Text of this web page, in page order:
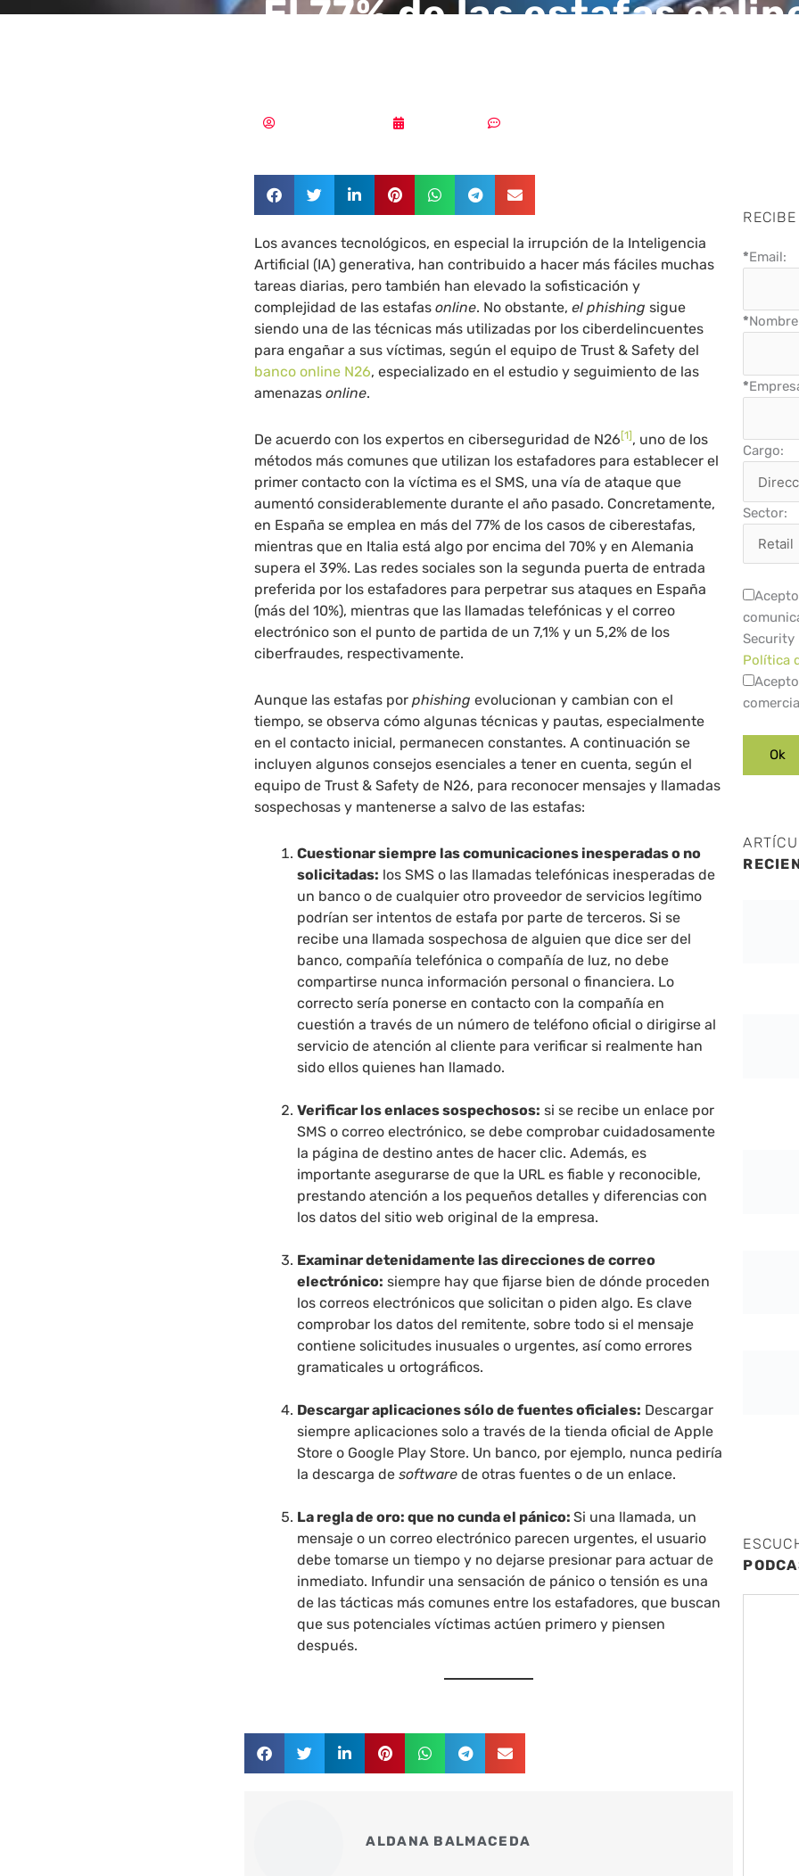
El 77% de las estafas
Los avances tecnológicos, en especial la irrupción de la Inteligencia
Artificial (IA) generativa, han contribuido a hacer más fáciles muchas
tareas diarias, pero también han elevado la sofisticación y
complejidad de las estafasonline. No obstante,el phishingsigue
siendo una de las técnicas más utilizadas por los ciberdelincuentes
para engañar a sus víctimas, según el equipo de Trust & Safety del
banco online N26, especializado en el estudio y seguimiento de las
amenazasonline.
De acuerdo con los expertos en ciberseguridad de N26[1], uno de los
métodos más comunes que utilizan los estafadores para establecer el
primer contacto con la víctima es el SMS, una vía de ataque que
aumentó considerablemente durante el año pasado. Concretamente,
en España se emplea en más del 77% de los casos de ciberestafas,
mientras que en Italia está algo por encima del 70% y en Alemania
supera el 39%. Las redes sociales son la segunda puerta de entrada
preferida por los estafadores para perpetrar sus ataques en España
(más del 10%), mientras que las llamadas telefónicas y el correo
electrónico son el punto de partida de un 7,1% y un 5,2% de los
ciberfraudes, respectivamente.
Aunque las estafas porphishingevolucionan y cambian con el
tiempo, se observa cómo algunas técnicas y pautas, especialmente
en el contacto inicial, permanecen constantes. A continuación se
incluyen algunos consejos esenciales a tener en cuenta, según el
equipo de Trust & Safety de N26, para reconocer mensajes y llamadas
sospechosas y mantenerse a salvo de las estafas:
Cuestionar siempre las comunicaciones inesperadas o no
solicitadas: los SMS o las llamadas telefónicas inesperadas de
un banco o de cualquier otro proveedor de servicios legítimo
podrían ser intentos de estafa por parte de terceros. Si se
recibe una llamada sospechosa de alguien que dice ser del
banco, compañía telefónica o compañía de luz, no debe
compartirse nunca información personal o financiera. Lo
correcto sería ponerse en contacto con la compañía en
cuestión a través de un número de teléfono oficial o dirigirse al
servicio de atención al cliente para verificar si realmente han
sido ellos quienes han llamado.
Verificar los enlaces sospechosos: si se recibe un enlace por
SMS o correo electrónico, se debe comprobar cuidadosamente
la página de destino antes de hacer clic. Además, es
importante asegurarse de que la URL es fiable y reconocible,
prestando atención a los pequeños detalles y diferencias con
los datos del sitio web original de la empresa.
Examinar detenidamente las direcciones de correo
electrónico: siempre hay que fijarse bien de dónde proceden
los correos electrónicos que solicitan o piden algo. Es clave
comprobar los datos del remitente, sobre todo si el mensaje
contiene solicitudes inusuales o urgentes, así como errores
gramaticales u ortográficos.
Descargar aplicaciones sólo de fuentes oficiales: Descargar
siempre aplicaciones solo a través de la tienda oficial de Apple
Store o Google Play Store. Un banco, por ejemplo, nunca pediría
la descarga desoftware de otras fuentes o de un enlace.
La regla de oro: que no cunda el pánico:Si una llamada, un
mensaje o un correo electrónico parecen urgentes, el usuario
debe tomarse un tiempo y no dejarse presionar para actuar de
inmediato. Infundir una sensación de pánico o tensión es una
de las tácticas más comunes entre los estafadores, que buscan
que sus potenciales víctimas actúen primero y piensen
después.
ALDANA BALMACEDA
*Email:
*
*
Cargo:
Sector:
Security
Política